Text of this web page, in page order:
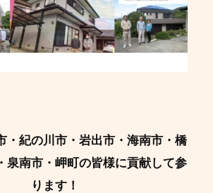
・紀の川市・岩出市・海南市・橋
泉南市・岬町の皆様に貢献して参
ります！